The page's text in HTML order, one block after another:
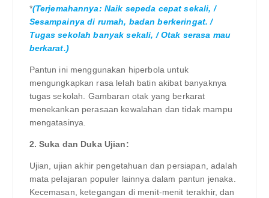
*(Terjemahannya: Naik sepeda cepat sekali, /
Sesampainya di rumah, badan berkeringat. /
Tugas sekolah banyak sekali, / Otak serasa mau
berkarat.)
Pantun ini menggunakan hiperbola untuk
mengungkapkan rasa lelah batin akibat banyaknya
tugas sekolah. Gambaran otak yang berkarat
menekankan perasaan kewalahan dan tidak mampu
mengatasinya.
2. Suka dan Duka Ujian:
Ujian, ujian akhir pengetahuan dan persiapan, adalah
mata pelajaran populer lainnya dalam pantun jenaka.
Kecemasan, ketegangan di menit-menit terakhir, dan